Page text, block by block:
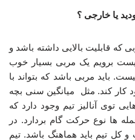
یا خارجی ؟
که قابلیت بالایی داشته باشد و
برویم یک مربی بسیار خوب
باید مربی باشد که بتواند با
کار کند. مثل میانگین سنی بچه
توی آنالیز تیم وجود دارد که
ها نوع حرکت گام بردارد. در
تیم باید هماهنگ باشد. تیم